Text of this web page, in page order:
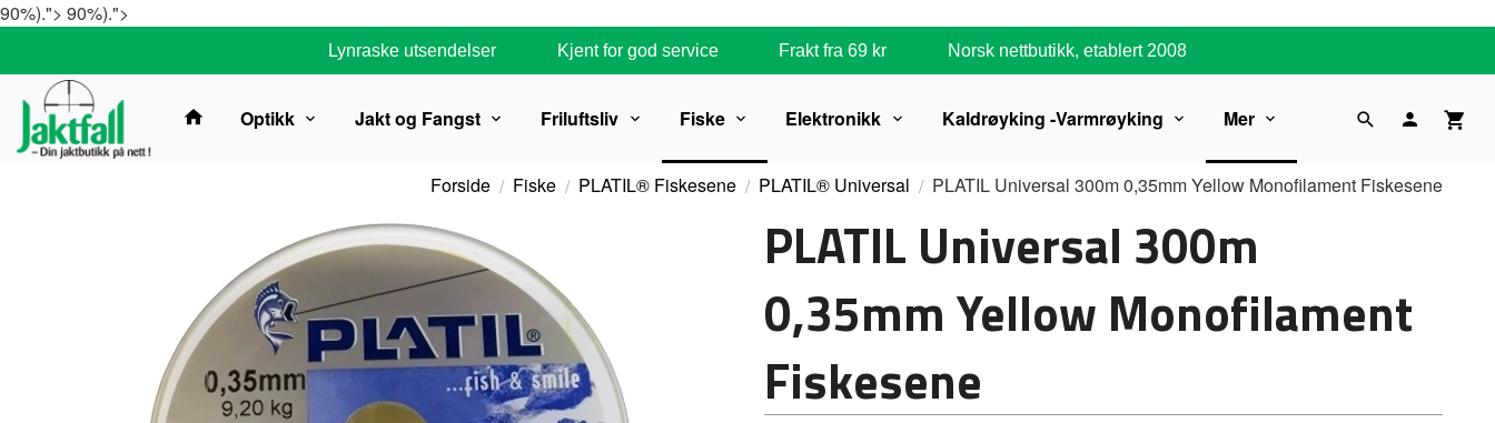
90%)."> 90%).">
Lynraske utsendelser Kjent for god service Frakt fra 69 kr Norsk nettbutikk, etablert 2008
Optikk Jakt og Fangst Friluftsliv Fiske Elektronikk Kaldrøyking -Varmrøyking Mer
Forside Fiske PLATIL® Fiskesene PLATIL® Universal PLATIL Universal 300m 0,35mm Yellow Monofilament Fiskesene
PLATIL Universal 300m
0,35mm Yellow Monofilament
Fiskesene